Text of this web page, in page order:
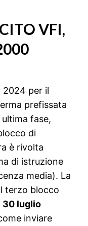
VFI,
2024 per il
prefissata
fase,
di
è rivolta
di istruzione
media). La
terzo blocco
30 luglio
inviare